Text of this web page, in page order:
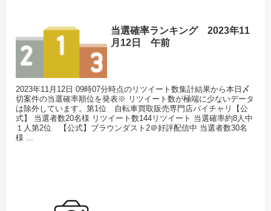
当選確率ランキング 2023年11
月12日 午前
2023年11月12日 09時07分時点のリツイート数集計結果から本日〆
切案件の当選確率順位を発表※ リツイート数が極端に少ないデータ
は除外しています。第1位 自転車買取販売専門店バイチャリ【公
式】 当選者数20名様 リツイート数144リツイート 当選確率約8人中
１人第2位 【公式】ブラウンダスト2＠好評配信中 当選者数30名
様 ...